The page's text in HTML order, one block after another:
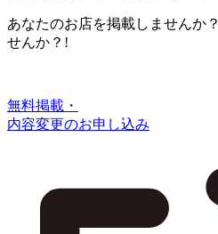
あなたのお店を掲載しませんか？
せんか？!
無料掲載・
内容変更のお申し込み